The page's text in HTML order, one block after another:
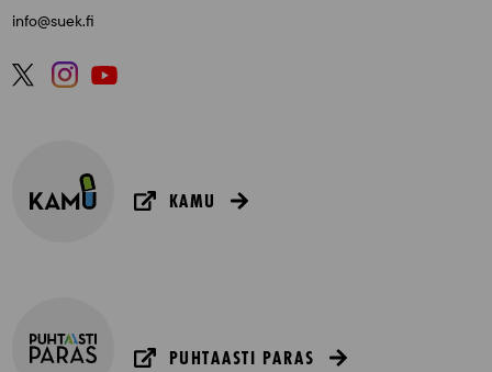
info@suek.fi
KAMU
PUHTAASTI PARAS